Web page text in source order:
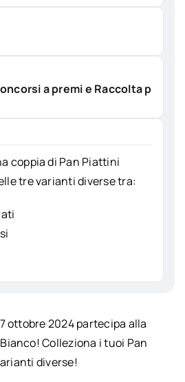
a premi e Raccolta p
coppia di Pan Piattini
tre varianti diverse tra:
ottobre 2024 partecipa alla
Colleziona i tuoi Pan
diverse!